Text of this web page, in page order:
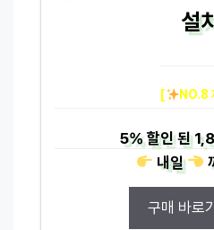
설
[ NO.8
5%할인 된
내일
구매 바로